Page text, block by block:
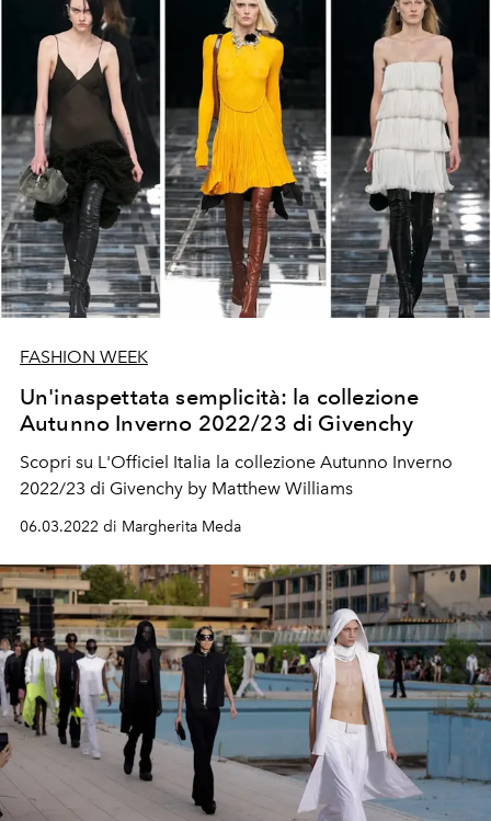
FASHION WEEK
Un'inaspettata semplicità: la collezione
Autunno Inverno 2022/23 di Givenchy
Scopri su L'Officiel Italia la collezione Autunno Inverno
2022/23 di Givenchy by Matthew Williams
06.03.2022 di Margherita Meda